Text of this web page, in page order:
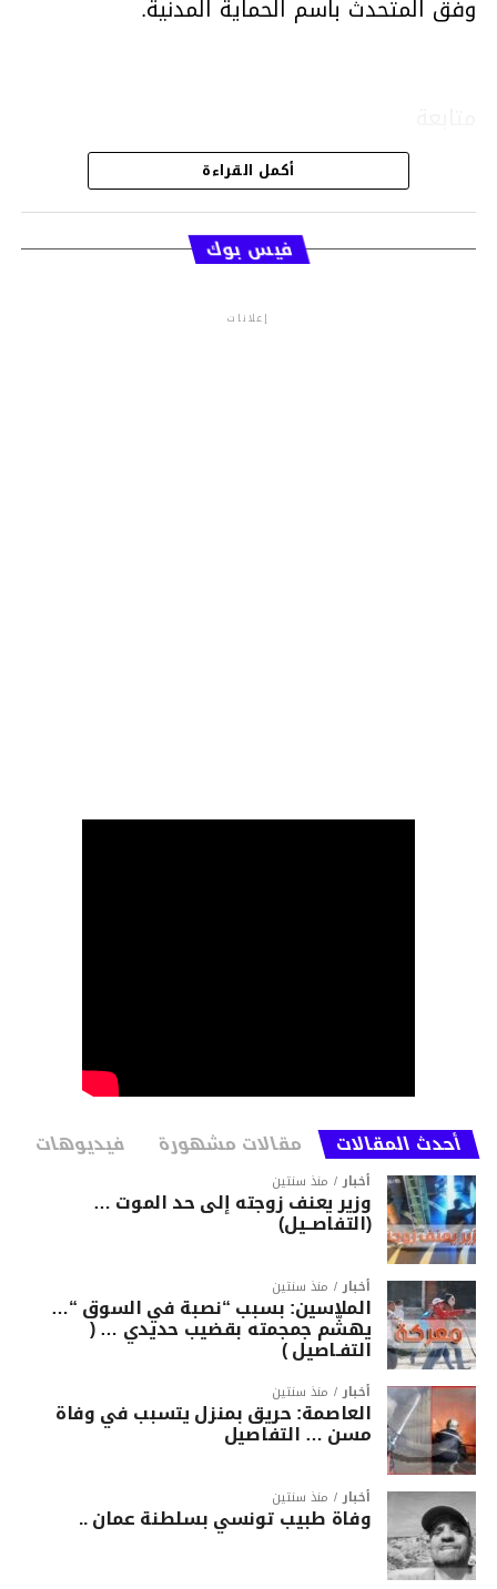
وفق المتحدث باسم الحماية المدنية.
قسم الاخبار
أكمل القراءة
فيس بوك
إعلانات
أحدث المقالات مقالات مشهورة فيديوهات
أخبار منذ سنتين
وزير يعنف زوجته إلى حد الموت …
(التفاصــيل)
أخبار منذ سنتين
الملاسين: بسبب “نصبة في السوق “…
يهشّم جمجمته بقضيب حديدي … (
التفـاصيل )
أخبار منذ سنتين
العاصمة: حريق بمنزل يتسبب في وفاة
مسن … التفاصيل
أخبار منذ سنتين
وفاة طبيب تونسي بسلطنة عمان ..